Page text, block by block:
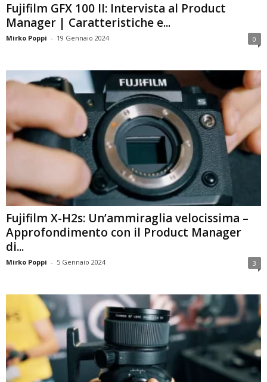
Fujifilm GFX 100 II: Intervista al Product
Manager | Caratteristiche e...
Mirko Poppi - 19 Gennaio 2024 0
Fujifilm X-H2s: Un’ammiraglia velocissima –
Approfondimento con il Product Manager
di...
Mirko Poppi - 5 Gennaio 2024 3